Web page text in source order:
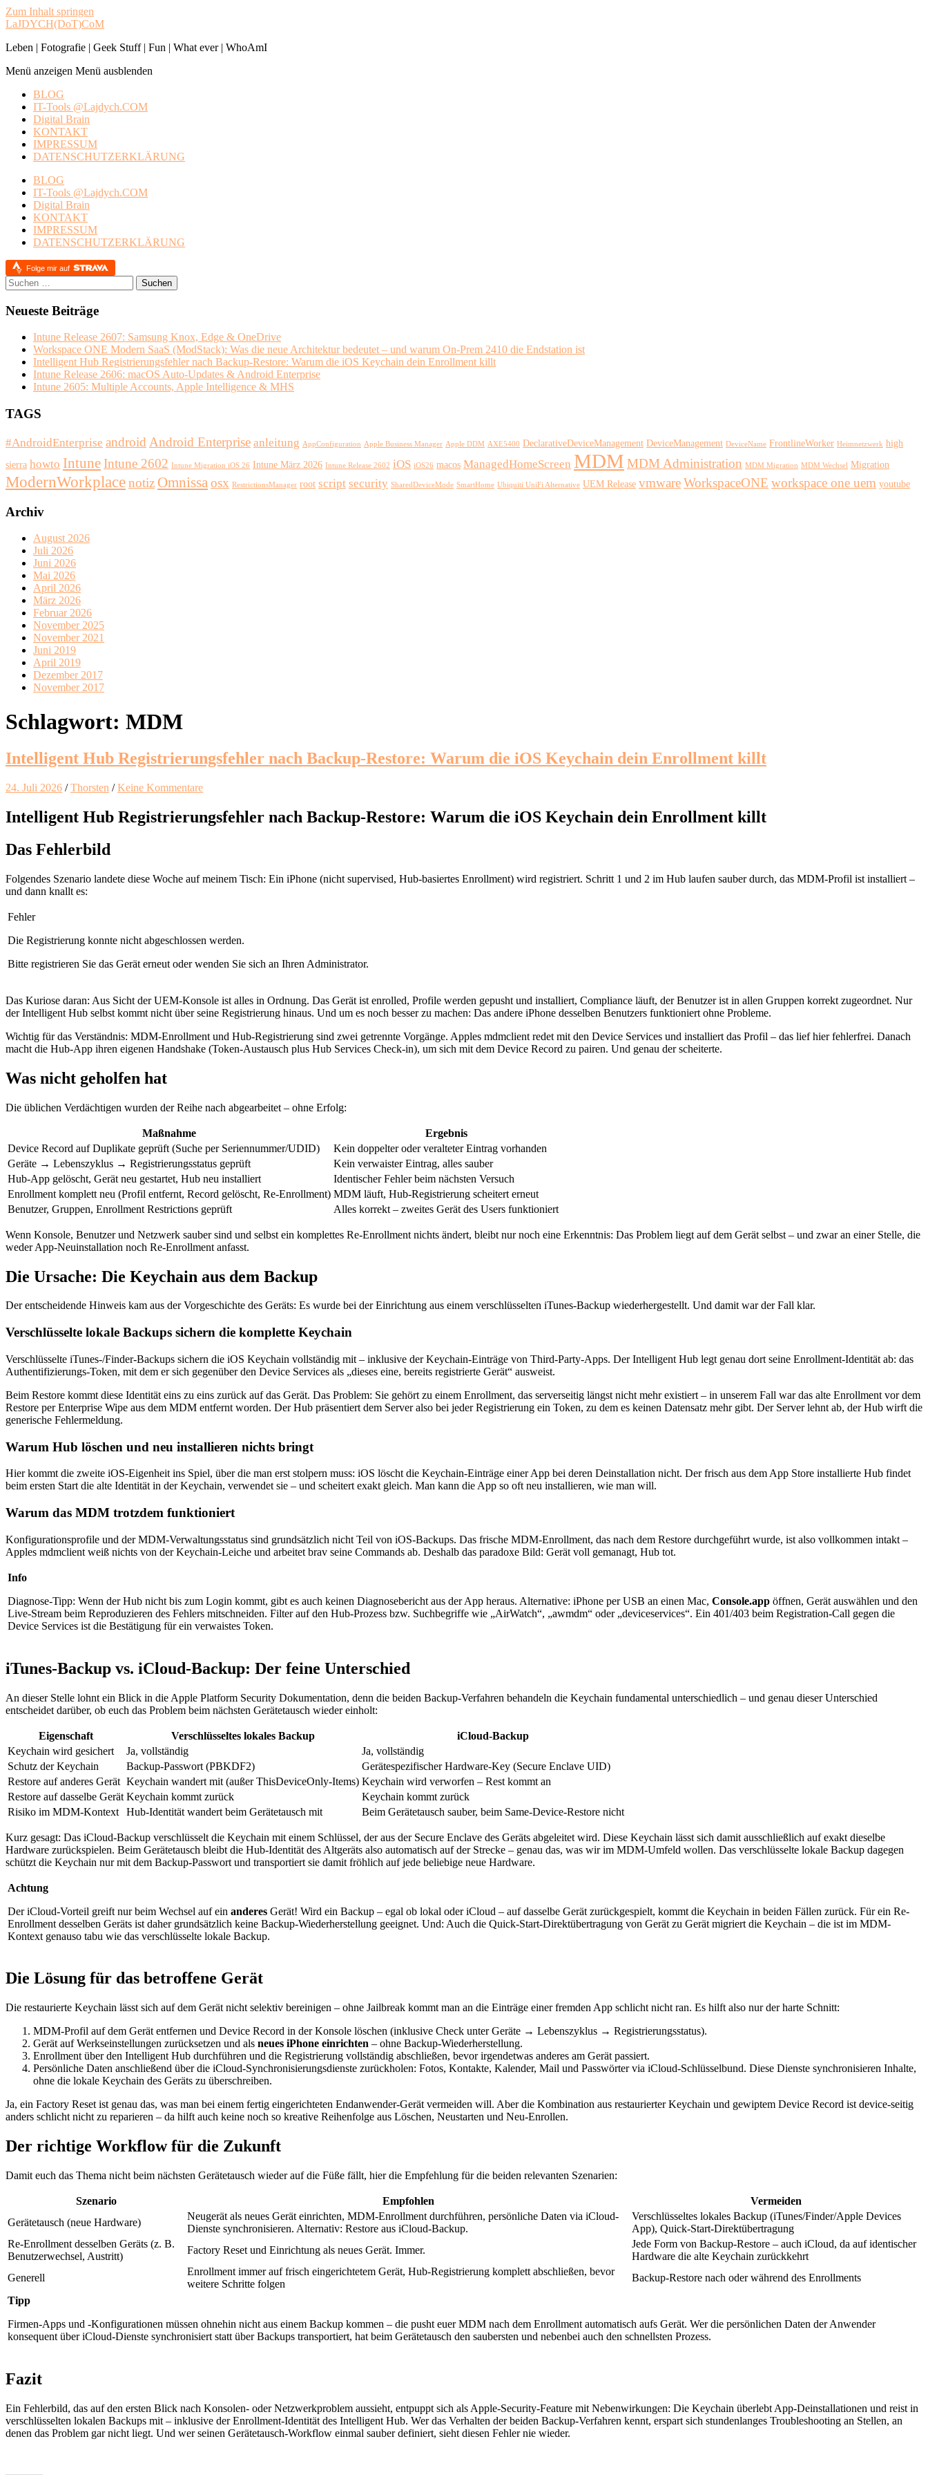
Zum Inhalt springen
LaJDYCH(DoT)CoM
Leben | Fotografie | Geek Stuff | Fun | What ever | WhoAmI
Menü anzeigen Menü ausblenden
BLOG
IT-Tools @Lajdych.COM
Digital Brain
KONTAKT
IMPRESSUM
DATENSCHUTZERKLÄRUNG
BLOG
IT-Tools @Lajdych.COM
Digital Brain
KONTAKT
IMPRESSUM
DATENSCHUTZERKLÄRUNG
Folge mir auf
Suchen
nach:
Neueste Beiträge
Intune Release 2607: Samsung Knox, Edge & OneDrive
Workspace ONE Modern SaaS (ModStack): Was die neue Architektur bedeutet – und warum On-Prem 2410 die Endstation ist
Intelligent Hub Registrierungsfehler nach Backup-Restore: Warum die iOS Keychain dein Enrollment killt
Intune Release 2606: macOS Auto-Updates & Android Enterprise
Intune 2605: Multiple Accounts, Apple Intelligence & MHS
TAGS
#AndroidEnterprise android Android Enterprise anleitung AppConfiguration Apple Business Manager Apple DDM AXE5400 DeclarativeDeviceManagement DeviceManagement DeviceName FrontlineWorker Heimnetzwerk high
sierra howto IntuneIntune 2602 Intune Migration iOS 26 Intune März 2026 Intune Release 2602 iOS iOS26 macos ManagedHomeScreen MDM MDM Administration MDM Migration MDM Wechsel Migration
ModernWorkplacenotiz Omnissa osx RestrictionsManager root script security SharedDeviceMode SmartHome Ubiquiti UniFi Alternative UEM Release vmwareWorkspaceONE workspace one uem youtube
Archiv
August 2026
Juli 2026
Juni 2026
Mai 2026
April 2026
März 2026
Februar 2026
November 2025
November 2021
Juni 2019
April 2019
Dezember 2017
November 2017
Schlagwort: MDM
Intelligent Hub Registrierungsfehler nach Backup-Restore: Warum die iOS Keychain dein Enrollment killt
24. Juli 2026 /Thorsten /Keine Kommentare
Intelligent Hub Registrierungsfehler nach Backup-Restore: Warum die iOS Keychain dein Enrollment killt
Das Fehlerbild
Folgendes Szenario landete diese Woche auf meinem Tisch: Ein iPhone (nicht supervised, Hub-basiertes Enrollment) wird registriert. Schritt 1 und 2 im Hub laufen sauber durch, das MDM-Profil ist installiert –
und dann knallt es:
Fehler
Die Registrierung konnte nicht abgeschlossen werden.
Bitte registrieren Sie das Gerät erneut oder wenden Sie sich an Ihren Administrator.
Das Kuriose daran: Aus Sicht der UEM-Konsole ist alles in Ordnung. Das Gerät ist enrolled, Profile werden gepusht und installiert, Compliance läuft, der Benutzer ist in allen Gruppen korrekt zugeordnet. Nur
der Intelligent Hub selbst kommt nicht über seine Registrierung hinaus. Und um es noch besser zu machen: Das andere iPhone desselben Benutzers funktioniert ohne Probleme.
Wichtig für das Verständnis: MDM-Enrollment und Hub-Registrierung sind zwei getrennte Vorgänge. Apples mdmclient redet mit den Device Services und installiert das Profil – das lief hier fehlerfrei. Danach
macht die Hub-App ihren eigenen Handshake (Token-Austausch plus Hub Services Check-in), um sich mit dem Device Record zu pairen. Und genau der scheiterte.
Was nicht geholfen hat
Die üblichen Verdächtigen wurden der Reihe nach abgearbeitet – ohne Erfolg:
Maßnahme
Ergebnis
Device Record auf Duplikate geprüft (Suche per Seriennummer/UDID)
Kein doppelter oder veralteter Eintrag vorhanden
Geräte → Lebenszyklus → Registrierungsstatus geprüft
Kein verwaister Eintrag, alles sauber
Hub-App gelöscht, Gerät neu gestartet, Hub neu installiert
Identischer Fehler beim nächsten Versuch
Enrollment komplett neu (Profil entfernt, Record gelöscht, Re-Enrollment) MDM läuft, Hub-Registrierung scheitert erneut
Benutzer, Gruppen, Enrollment Restrictions geprüft
Alles korrekt – zweites Gerät des Users funktioniert
Wenn Konsole, Benutzer und Netzwerk sauber sind und selbst ein komplettes Re-Enrollment nichts ändert, bleibt nur noch eine Erkenntnis: Das Problem liegt auf dem Gerät selbst – und zwar an einer Stelle, die
weder App-Neuinstallation noch Re-Enrollment anfasst.
Die Ursache: Die Keychain aus dem Backup
Der entscheidende Hinweis kam aus der Vorgeschichte des Geräts: Es wurde bei der Einrichtung aus einem verschlüsselten iTunes-Backup wiederhergestellt. Und damit war der Fall klar.
Verschlüsselte lokale Backups sichern die komplette Keychain
Verschlüsselte iTunes-/Finder-Backups sichern die iOS Keychain vollständig mit – inklusive der Keychain-Einträge von Third-Party-Apps. Der Intelligent Hub legt genau dort seine Enrollment-Identität ab: das
Authentifizierungs-Token, mit dem er sich gegenüber den Device Services als „dieses eine, bereits registrierte Gerät“ ausweist.
Beim Restore kommt diese Identität eins zu eins zurück auf das Gerät. Das Problem: Sie gehört zu einem Enrollment, das serverseitig längst nicht mehr existiert – in unserem Fall war das alte Enrollment vor dem
Restore per Enterprise Wipe aus dem MDM entfernt worden. Der Hub präsentiert dem Server also bei jeder Registrierung ein Token, zu dem es keinen Datensatz mehr gibt. Der Server lehnt ab, der Hub wirft die
generische Fehlermeldung.
Warum Hub löschen und neu installieren nichts bringt
Hier kommt die zweite iOS-Eigenheit ins Spiel, über die man erst stolpern muss: iOS löscht die Keychain-Einträge einer App bei deren Deinstallation nicht. Der frisch aus dem App Store installierte Hub findet
beim ersten Start die alte Identität in der Keychain, verwendet sie – und scheitert exakt gleich. Man kann die App so oft neu installieren, wie man will.
Warum das MDM trotzdem funktioniert
Konfigurationsprofile und der MDM-Verwaltungsstatus sind grundsätzlich nicht Teil von iOS-Backups. Das frische MDM-Enrollment, das nach dem Restore durchgeführt wurde, ist also vollkommen intakt –
Apples mdmclient weiß nichts von der Keychain-Leiche und arbeitet brav seine Commands ab. Deshalb das paradoxe Bild: Gerät voll gemanagt, Hub tot.
Info
Diagnose-Tipp: Wenn der Hub nicht bis zum Login kommt, gibt es auch keinen Diagnosebericht aus der App heraus. Alternative: iPhone per USB an einen Mac, Console.app öffnen, Gerät auswählen und den
Live-Stream beim Reproduzieren des Fehlers mitschneiden. Filter auf den Hub-Prozess bzw. Suchbegriffe wie „AirWatch“, „awmdm“ oder „deviceservices“. Ein 401/403 beim Registration-Call gegen die
Device Services ist die Bestätigung für ein verwaistes Token.
iTunes-Backup vs. iCloud-Backup: Der feine Unterschied
An dieser Stelle lohnt ein Blick in die Apple Platform Security Dokumentation, denn die beiden Backup-Verfahren behandeln die Keychain fundamental unterschiedlich – und genau dieser Unterschied
entscheidet darüber, ob euch das Problem beim nächsten Gerätetausch wieder einholt:
Eigenschaft Verschlüsseltes lokales Backup
iCloud-Backup
Keychain wird gesichert
Ja, vollständig
Ja, vollständig
Schutz der Keychain
Backup-Passwort (PBKDF2)
Gerätespezifischer Hardware-Key (Secure Enclave UID)
Restore auf anderes Gerät Keychain wandert mit (außer ThisDeviceOnly-Items) Keychain wird verworfen – Rest kommt an
Restore auf dasselbe Gerät Keychain kommt zurück
Keychain kommt zurück
Risiko im MDM-Kontext
Hub-Identität wandert beim Gerätetausch mit Beim Gerätetausch sauber, beim Same-Device-Restore nicht
Kurz gesagt: Das iCloud-Backup verschlüsselt die Keychain mit einem Schlüssel, der aus der Secure Enclave des Geräts abgeleitet wird. Diese Keychain lässt sich damit ausschließlich auf exakt dieselbe
Hardware zurückspielen. Beim Gerätetausch bleibt die Hub-Identität des Altgeräts also automatisch auf der Strecke – genau das, was wir im MDM-Umfeld wollen. Das verschlüsselte lokale Backup dagegen
schützt die Keychain nur mit dem Backup-Passwort und transportiert sie damit fröhlich auf jede beliebige neue Hardware.
Achtung
Der iCloud-Vorteil greift nur beim Wechsel auf ein anderes Gerät! Wird ein Backup – egal ob lokal oder iCloud – auf dasselbe Gerät zurückgespielt, kommt die Keychain in beiden Fällen zurück. Für ein Re-
Enrollment desselben Geräts ist daher grundsätzlich keine Backup-Wiederherstellung geeignet. Und: Auch die Quick-Start-Direktübertragung von Gerät zu Gerät migriert die Keychain – die ist im MDM-
Kontext genauso tabu wie das verschlüsselte lokale Backup.
Die Lösung für das betroffene Gerät
Die restaurierte Keychain lässt sich auf dem Gerät nicht selektiv bereinigen – ohne Jailbreak kommt man an die Einträge einer fremden App schlicht nicht ran. Es hilft also nur der harte Schnitt:
MDM-Profil auf dem Gerät entfernen und Device Record in der Konsole löschen (inklusive Check unter Geräte → Lebenszyklus → Registrierungsstatus).
Gerät auf Werkseinstellungen zurücksetzen und als neues iPhone einrichten – ohne Backup-Wiederherstellung.
Enrollment über den Intelligent Hub durchführen und die Registrierung vollständig abschließen, bevor irgendetwas anderes am Gerät passiert.
Persönliche Daten anschließend über die iCloud-Synchronisierungsdienste zurückholen: Fotos, Kontakte, Kalender, Mail und Passwörter via iCloud-Schlüsselbund. Diese Dienste synchronisieren Inhalte,
ohne die lokale Keychain des Geräts zu überschreiben.
Ja, ein Factory Reset ist genau das, was man bei einem fertig eingerichteten Endanwender-Gerät vermeiden will. Aber die Kombination aus restaurierter Keychain und gewiptem Device Record ist device-seitig
anders schlicht nicht zu reparieren – da hilft auch keine noch so kreative Reihenfolge aus Löschen, Neustarten und Neu-Enrollen.
Der richtige Workflow für die Zukunft
Damit euch das Thema nicht beim nächsten Gerätetausch wieder auf die Füße fällt, hier die Empfehlung für die beiden relevanten Szenarien:
Szenario Empfohlen
Vermeiden
Gerätetausch (neue Hardware)
Neugerät als neues Gerät einrichten, MDM-Enrollment durchführen, persönliche Daten via iCloud-
Dienste synchronisieren. Alternativ: Restore aus iCloud-Backup.
Verschlüsseltes lokales Backup (iTunes/Finder/Apple Devices
App), Quick-Start-Direktübertragung
Re-Enrollment desselben Geräts (z. B.
Benutzerwechsel, Austritt)
Factory Reset und Einrichtung als neues Gerät. Immer.
Jede Form von Backup-Restore – auch iCloud, da auf identischer
Hardware die alte Keychain zurückkehrt
Generell
Enrollment immer auf frisch eingerichtetem Gerät, Hub-Registrierung komplett abschließen, bevor
weitere Schritte folgen
Backup-Restore nach oder während des Enrollments
Tipp
Firmen-Apps und -Konfigurationen müssen ohnehin nicht aus einem Backup kommen – die pusht euer MDM nach dem Enrollment automatisch aufs Gerät. Wer die persönlichen Daten der Anwender
konsequent über iCloud-Dienste synchronisiert statt über Backups transportiert, hat beim Gerätetausch den saubersten und nebenbei auch den schnellsten Prozess.
Fazit
Ein Fehlerbild, das auf den ersten Blick nach Konsolen- oder Netzwerkproblem aussieht, entpuppt sich als Apple-Security-Feature mit Nebenwirkungen: Die Keychain überlebt App-Deinstallationen und reist in
verschlüsselten lokalen Backups mit – inklusive der Enrollment-Identität des Intelligent Hub. Wer das Verhalten der beiden Backup-Verfahren kennt, erspart sich stundenlanges Troubleshooting an Stellen, an
denen das Problem gar nicht liegt. Und wer seinen Gerätetausch-Workflow einmal sauber definiert, sieht diesen Fehler nie wieder.